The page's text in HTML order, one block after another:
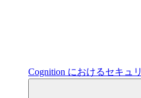
Cognition におけるセキュ